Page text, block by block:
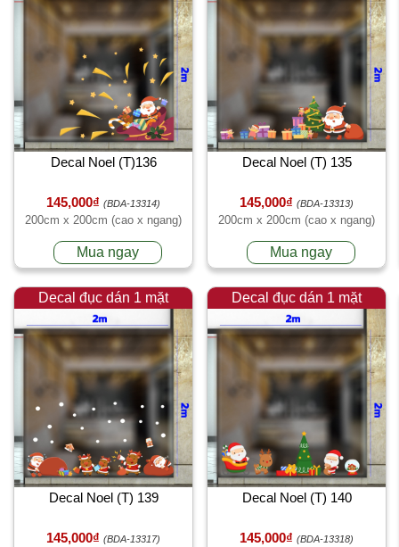
Decal Noel (T)136
145,000₫ (BDA-13314)
200cm x 200cm (cao x ngang)
Mua ngay
Decal Noel (T) 135
145,000₫ (BDA-13313)
200cm x 200cm (cao x ngang)
Mua ngay
Decal đục dán 1 mặt
Decal Noel (T) 139
145,000₫ (BDA-13317)
Decal đục dán 1 mặt
Decal Noel (T) 140
145,000₫ (BDA-13318)